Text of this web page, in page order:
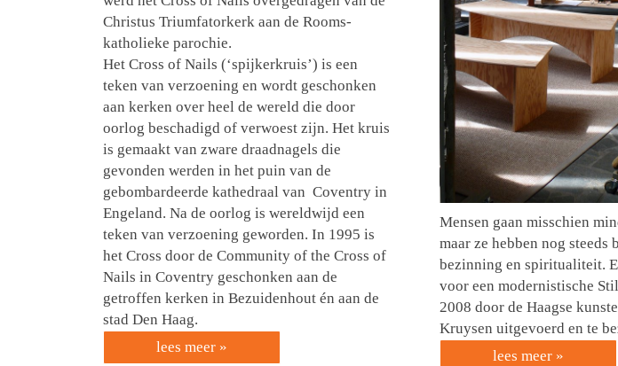
Christus Triumfatorkerk aan de Rooms-
katholieke parochie.
Het Cross of Nails (‘spijkerkruis’) is een
teken van verzoening en wordt geschonken
aan kerken over heel de wereld die door
oorlog beschadigd of verwoest zijn. Het kruis
is gemaakt van zware draadnagels die
gevonden werden in het puin van de
gebombardeerde kathedraal van Coventry in
Engeland. Na de oorlog is wereldwijd een
teken van verzoening geworden. In 1995 is
het Cross door de Community of the Cross of
Nails in Coventry geschonken aan de
getroffen kerken in Bezuidenhout én aan de
stad Den Haag.
lees meer »
Mensen gaan misschien
maar ze hebben nog steeds
bezinning en spiritualiteit.
voor een modernistische
2008 door de Haagse
Kruysen uitgevoerd en te
lees meer »